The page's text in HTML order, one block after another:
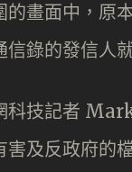
的畫面中，原
信錄的發信人
科技記者
害及反政府的